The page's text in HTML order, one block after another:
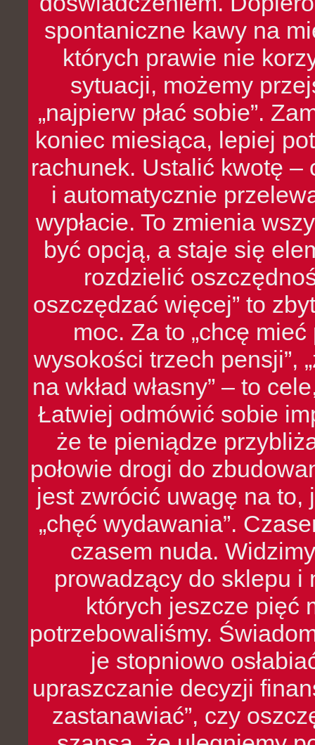
spontaniczne kawy na
których prawie nie
sytuacji, możemy
„najpierw płać sobie”.
koniec miesiąca, lepiej
rachunek. Ustalić kwotę
i automatycznie
wypłacie. To zmienia
być opcją, a staje się
rozdzielić
oszczędzać więcej” to
moc. Za to „chcę
wysokości trzech pensji”,
na wkład własny” – to
Łatwiej odmówić sobie
że te pieniądze
połowie drogi do
jest zwrócić uwagę na to,
„chęć wydawania”.
czasem nuda.
prowadzący do sklepu i
których jeszcze pięć
potrzebowaliśmy.
je stopniowo
upraszczanie decyzji
zastanawiać”, czy